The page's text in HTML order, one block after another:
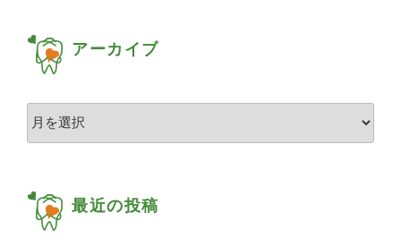
アーカイブ
ア
ブ
最近の投稿